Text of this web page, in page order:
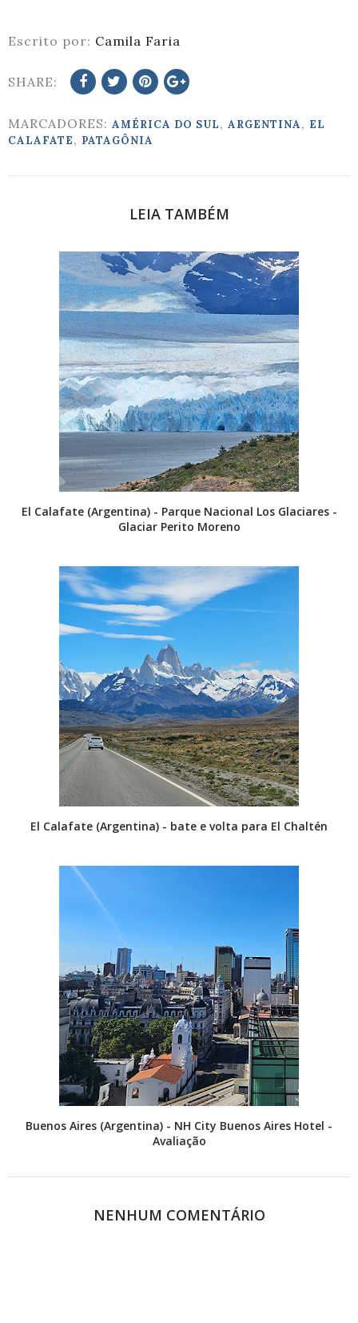
Escrito por: Camila Faria
SHARE:
MARCADORES: AMÉRICA DO SUL, ARGENTINA, EL
CALAFATE, PATAGÔNIA
LEIA TAMBÉM
El Calafate (Argentina) - Parque Nacional Los Glaciares -
Glaciar Perito Moreno
El Calafate (Argentina) - bate e volta para El Chaltén
Buenos Aires (Argentina) - NH City Buenos Aires Hotel -
Avaliação
NENHUM COMENTÁRIO